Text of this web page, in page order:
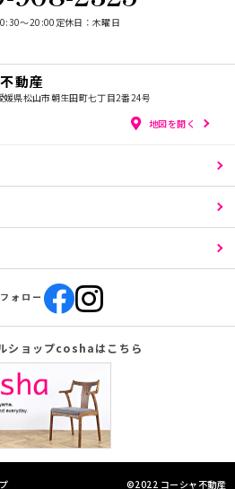
〜20:00定休日：木曜日
動産
媛県松山市朝生田町七丁目2番24号
地図を開く
ォロー
ショップcoshaはこちら
©2022 コーシャ不動産